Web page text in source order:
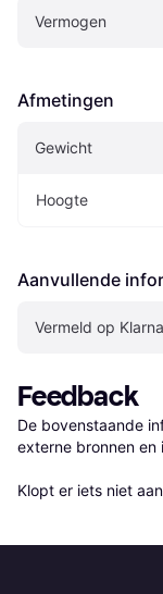
Vermogen
Afmetingen
Gewicht
Hoogte
Aanvullende
Vermeld op Klarna
Feedback
De bovenstaande
externe bronnen en
Klopt er iets niet